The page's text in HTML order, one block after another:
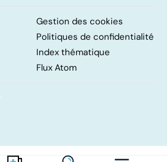
Gestion des cookies
Politiques de confidentialité
Index thématique
Flux Atom